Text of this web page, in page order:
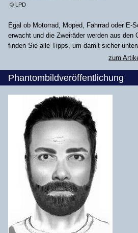
© LPD
Egal ob Motorrad, Moped, Fahrrad oder E-
erwacht und die Zweiräder werden aus den
finden Sie alle Tipps, um damit sicher
zum
Phantombildveröffentlichung